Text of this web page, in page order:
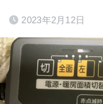
2023年2月12日